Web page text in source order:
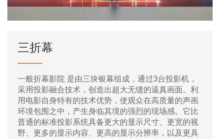
三折幕
一般折幕影院 是由三块银幕组成，通过3台投影机，
采用投影融合技术，创造出超大无缝的逼真画面。利
用电影自身特有的技术优势，使观众在高质量的声画
环境包围之中，产生身临其境的强烈的现场感。它比
普通的标准投影系统具备更大的显示尺寸、更宽的视
野、更多的显示内容、更高的显示分辨率，以及更具